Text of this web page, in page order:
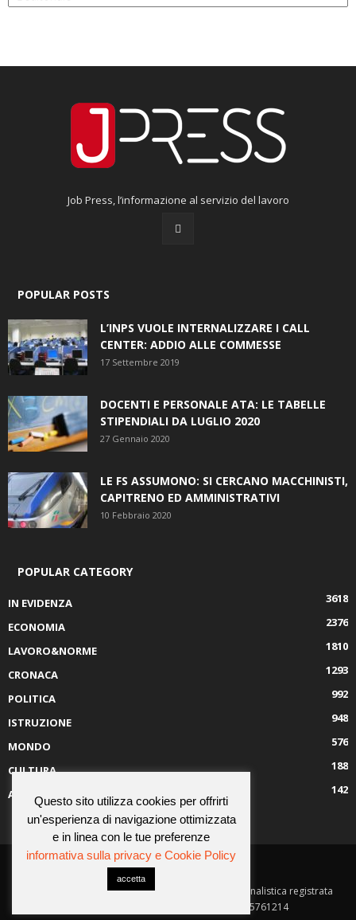
Job Press, l’informazione al servizio del lavoro
POPULAR POSTS
L’INPS VUOLE INTERNALIZZARE I CALL
CENTER: ADDIO ALLE COMMESSE
17 Settembre 2019
DOCENTI E PERSONALE ATA: LE TABELLE
STIPENDIALI DA LUGLIO 2020
27 Gennaio 2020
LE FS ASSUMONO: SI CERCANO MACCHINISTI,
CAPITRENO ED AMMINISTRATIVI
10 Febbraio 2020
POPULAR CATEGORY
IN EVIDENZA
3618
ECONOMIA
2376
LAVORO&NORME
1810
CRONACA
1293
POLITICA
992
ISTRUZIONE
948
MONDO
576
CULTURA
188
AMBIENTE
142
CHI SIAMO CONTATTI
© Job Press Società Cooperativa è una testata giornalistica registrata
presso il Tribunale di Napoli - P.Iva 09125761214
Questo sito utilizza cookies per offrirti
un'esperienza di navigazione ottimizzata
e in linea con le tue preferenze
informativa sulla privacy e Cookie Policy
accetta